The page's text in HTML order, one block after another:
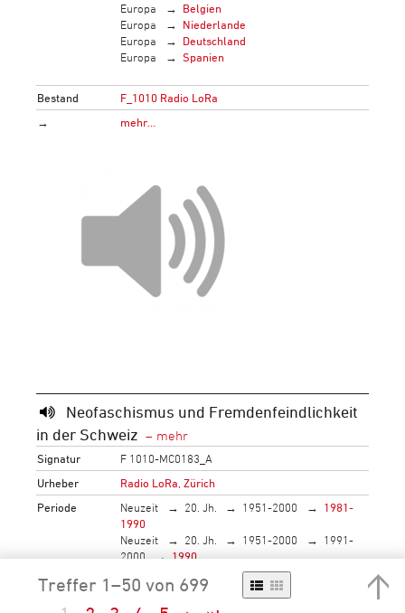
Europa
Belgien
Europa
Niederlande
Europa
Deutschland
Europa
Spanien
Bestand
F_1010 Radio LoRa
→
mehr…
Neofaschismus und Fremdenfeindlichkeit
in der Schweiz
Signatur
F 1010-MC0183_A
Urheber
Radio LoRa, Zürich
Periode
Neuzeit 20. Jh. 1951-2000
1981-
1990
Neuzeit
20. Jh. 1951-2000
1991-
2000
1990
Personen
Egloff, Willy (Gast)
Objektträger
Kompaktkassette
Treffer 1–50 von 699